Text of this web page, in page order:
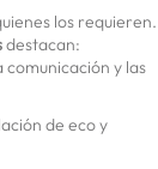
los requieren.
destacan:
y las
de eco y